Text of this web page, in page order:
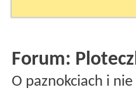
Forum:
O paznokciach i